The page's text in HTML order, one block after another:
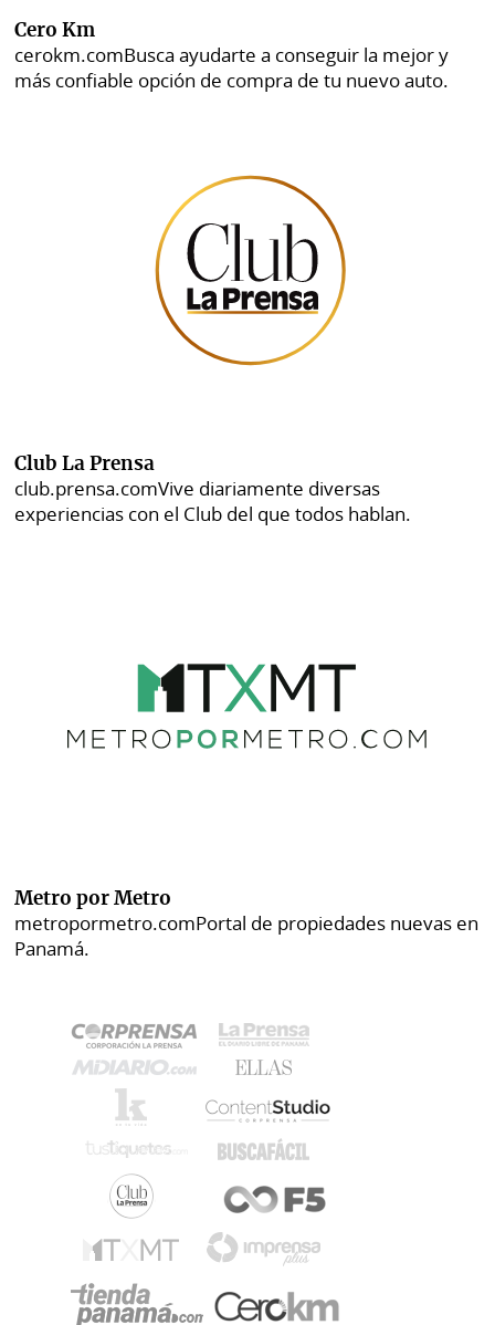
Cero Km
cerokm.comBusca ayudarte a conseguir la mejor y
más confiable opción de compra de tu nuevo auto.
Club La Prensa
club.prensa.comVive diariamente diversas
experiencias con el Club del que todos hablan.
Metro por Metro
metropormetro.comPortal de propiedades nuevas en
Panamá.